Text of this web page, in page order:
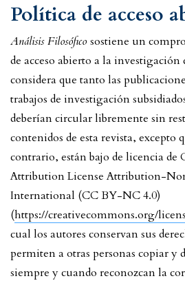
Política de acceso
Análisis Filosófico sostiene un
de acceso abierto a la
considera que tanto las
trabajos de investigación
deberían circular libremente sin
contenidos de esta revista, excepto
contrario, están bajo de licencia de
Attribution License Attribution-
International (CC BY-NC 4.0)
(https://creativecommons.org/
cual los autores conservan sus
permiten a otras personas copiar y
siempre y cuando reconozcan la